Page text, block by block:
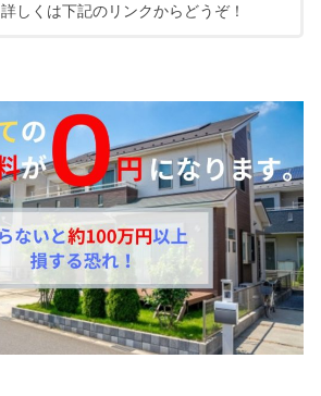
詳しくは下記のリンクからどうぞ！